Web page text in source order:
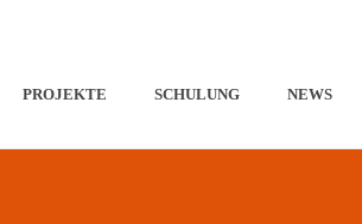
PROJEKTE SCHULUNG NEWS